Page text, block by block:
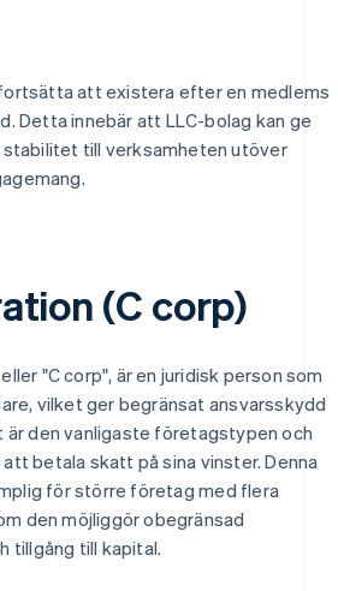
att existera efter en medlems
Detta innebär att LLC-bolag kan ge
till verksamheten utöver
(C corp)
eller "C corp", är en juridisk person som
vilket ger begränsat ansvarsskydd
är den vanligaste företagstypen och
betala skatt på sina vinster. Denna
för större företag med flera
den möjliggör obegränsad
tillgång till kapital.